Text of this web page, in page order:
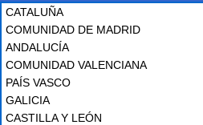
CATALUÑA
COMUNIDAD DE MADRID
ANDALUCÍA
COMUNIDAD VALENCIANA
PAÍS VASCO
GALICIA
CASTILLA Y LEÓN